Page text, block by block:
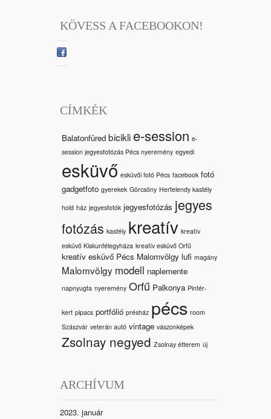
KÖVESS A FACEBOOKON!
CÍMKÉK
Balatonfüred bicikli e-session e-
session jegyesfotózás Pécs nyeremény egyedi
esküvő esküvői fotó Pécs facebook fotó
gadgetfoto gyerekek Görcsöny Hertelendy kastély
hold ház jegyesfotók jegyesfotózás jegyes
fotózás kastély kreatív kreatív
esküvő Kiskunfélegyháza kreatív esküvő Orfű
kreatív esküvő Pécs Malomvölgy lufi magány
Malomvölgy modell naplemente
napnyugta nyeremény Orfű Palkonya Pintér-
kert pipacs portfólió présház pécs room
Szászvár veterán autó vintage vászonképek
Zsolnay negyed Zsolnay étterem új
ARCHÍVUM
2023. január